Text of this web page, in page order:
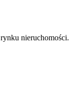
nieruchomości.